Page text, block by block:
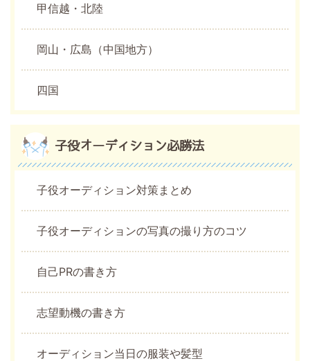
甲信越・北陸
岡山・広島（中国地方）
四国
子役オーディション必勝法
子役オーディション対策まとめ
子役オーディションの写真の撮り方のコツ
自己PRの書き方
志望動機の書き方
オーディション当日の服装や髪型